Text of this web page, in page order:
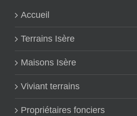
Accueil
Terrains Isère
Maisons Isère
Viviant terrains
Propriétaires fonciers